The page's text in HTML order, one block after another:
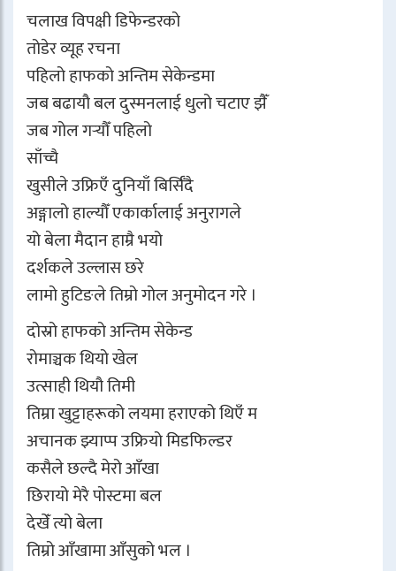
चलाख विपक्षी डिफेन्डरको
तोडेर व्यूह रचना
पहिलो हाफको अन्तिम सेकेन्डमा
जब बढायौ बल दुस्मनलाई धुलो चटाए झैँ
जब गोल गर्‍यौँ पहिलो
साँच्चै
खुसीले उफ्रिएँ दुनियाँ बिर्सिँदै
अङ्गालो हाल्यौँ एकार्कालाई अनुरागले
यो बेला मैदान हाम्रै भयो
दर्शकले उल्लास छरे
लामो हुटिङले तिम्रो गोल अनुमोदन गरे ।
दोस्रो हाफको अन्तिम सेकेन्ड
रोमाञ्चक थियो खेल
उत्साही थियौ तिमी
तिम्रा खुट्टाहरूको लयमा हराएको थिएँ म
अचानक झ्याप्प उफ्रियो मिडफिल्डर
कसैले छल्दै मेरो आँखा
छिरायो मेरै पोस्टमा बल
देखेँ त्यो बेला
तिम्रो आँखामा आँसुको भल ।